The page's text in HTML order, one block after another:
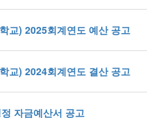
교) 2025회계연도 예산 공고
교) 2024회계연도 결산 공고
자금예산서 공고